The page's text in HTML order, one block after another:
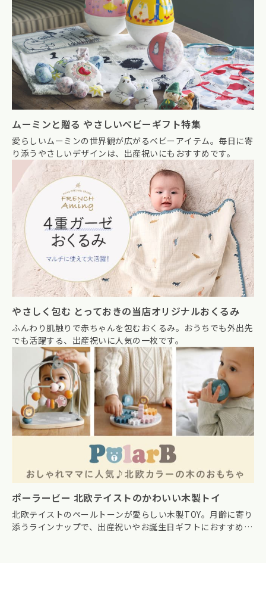
ムーミンと贈る やさしいベビーギフト特集
愛らしいムーミンの世界観が広がるベビーアイテム。毎日に寄
り添うやさしいデザインは、出産祝いにもおすすめです。
やさしく包む とっておきの当店オリジナルおくるみ
ふんわり肌触りで赤ちゃんを包むおくるみ。おうちでも外出先
でも活躍する、出産祝いに人気の一枚です。
ポーラービー 北欧テイストのかわいい木製トイ
北欧テイストのペールトーンが愛らしい木製TOY。月齢に寄り
添うラインナップで、出産祝いやお誕生日ギフトにおすすめで